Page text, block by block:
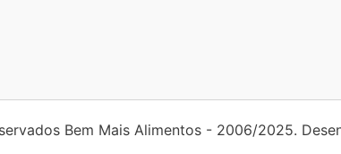
Bem Mais Alimentos - 2006/2025.